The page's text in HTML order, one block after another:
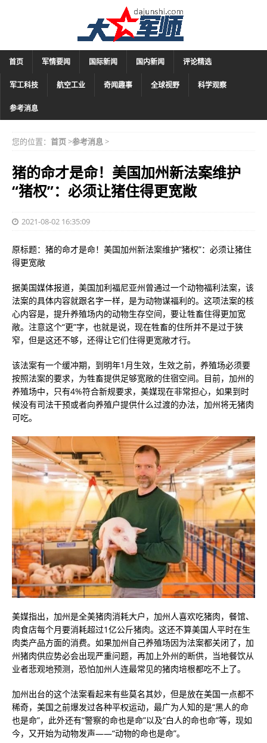
首页 军情要闻 国际新闻 国内新闻 评论精选
军工科技 航空工业 奇闻趣事 全球视野 科学观察
参考消息
您的位置： 首页>参考消息>
猪的命才是命！美国加州新法案维护
“猪权”：必须让猪住得更宽敞
2021-08-02 16:35:09
原标题：猪的命才是命！美国加州新法案维护“猪权”：必须让猪住
得更宽敞
据美国媒体报道，美国加利福尼亚州曾通过一个动物福利法案，该
法案的具体内容就跟名字一样，是为动物谋福利的。这项法案的核
心内容是，提升养殖场内的动物生存空间，要让牲畜住得更加宽
敞。注意这个“更”字，也就是说，现在牲畜的住所并不是过于狭
窄，但是这还不够，还得让它们住得更宽敞才行。
该法案有一个缓冲期，到明年1月生效，生效之前，养殖场必须要
按照法案的要求，为牲畜提供足够宽敞的住宿空间。目前，加州的
养殖场中，只有4%符合新规要求，美媒现在非常担心，如果到时
候没有司法干预或者向养殖户提供什么过渡的办法，加州将无猪肉
可吃。
美媒指出，加州是全美猪肉消耗大户，加州人喜欢吃猪肉，餐馆、
肉食店每个月要消耗超过1亿公斤猪肉。这还不算美国人平时在生
肉类产品方面的消费。如果加州自己养殖场因为法案都关闭了，加
州猪肉供应势必会出现严重问题，再加上外州的断供，当地餐饮从
业者悲观地预测，恐怕加州人连最常见的猪肉培根都吃不上了。
加州出台的这个法案看起来有些莫名其妙，但是放在美国一点都不
稀奇，美国之前爆发过各种平权运动，最广为人知的是“黑人的命
也是命”，此外还有“警察的命也是命”以及“白人的命也命”等，现如
今，又开始为动物发声——“动物的命也是命”。